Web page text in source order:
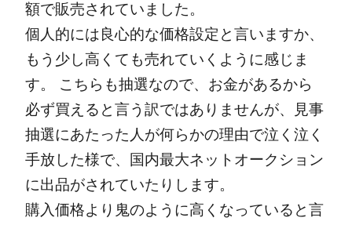
額で販売されていました。
個人的には良心的な価格設定と言いますか、
もう少し高くても売れていくように感じま
す。
こちらも抽選なので、お金があるから
必ず買えると言う訳ではありませんが、見事
抽選にあたった人が何らかの理由で泣く泣く
手放した様で、国内最大ネットオークション
に出品がされていたりします。
購入価格より鬼のように高くなっていると言